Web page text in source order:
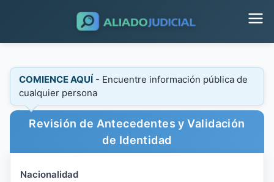
COMIENCE AQUÍ - Encuentre información pública de
cualquier persona
Revisión de Antecedentes y Validación
de Identidad
Nacionalidad